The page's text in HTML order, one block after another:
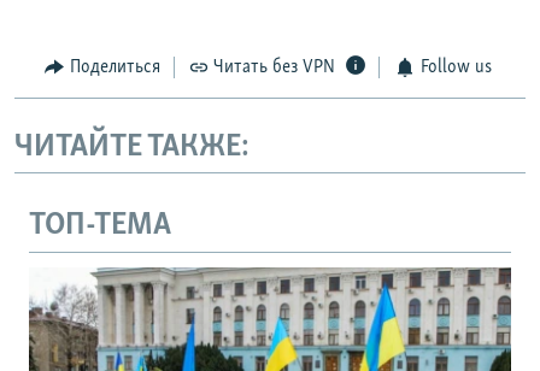
Поделиться Читать без VPN Follow us
ЧИТАЙТЕ ТАКЖЕ:
ТОП-ТЕМА